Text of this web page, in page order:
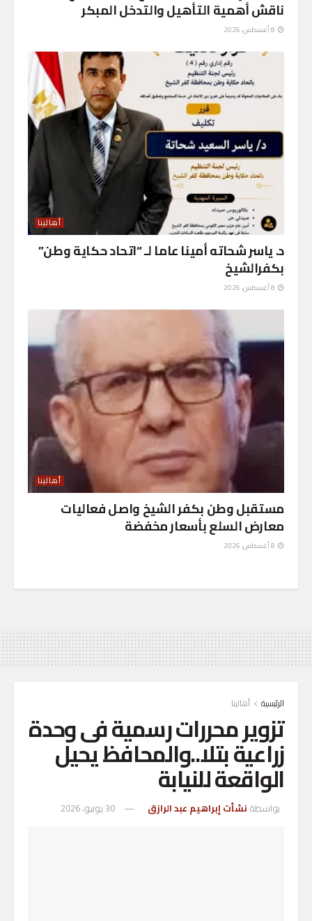
ناقش أهمية التأهيل والتدخل المبكر
أهالينا
د. ياسر شحاته أمينا عاما لـ “اتحاد حكاية وطن”
بكفرالشيخ
أهالينا
مستقبل وطن بكفر الشيخ واصل فعاليات
معارض السلع بأسعار مخفضة
الرئيسية أهالينا
تزوير محررات رسمية فى وحدة
زراعية بتلا..والمحافظ يحيل
الواقعة للنيابة
بواسطة نشأت إبراهيم عبد الرازق 30 يونيو، 2026